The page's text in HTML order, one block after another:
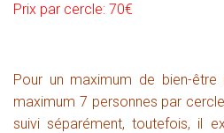
Prix par cercle: 70€
Pour un maximum de bien-être
maximum 7 personnes par
suivi séparément, toutefois, il